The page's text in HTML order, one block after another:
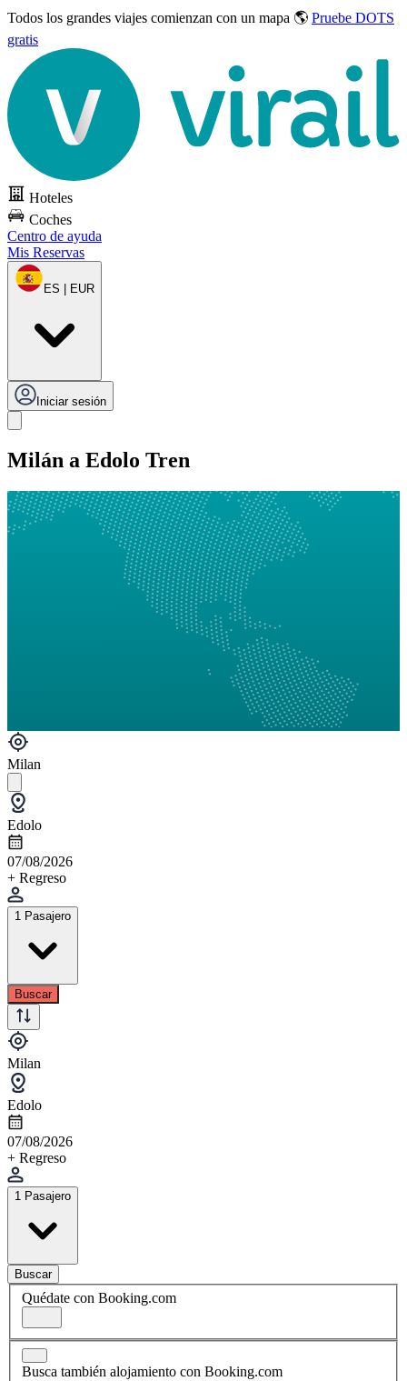
Todos los grandes viajes comienzan con un mapa 🌎 Pruebe DOTS
gratis
Hoteles
Coches
Centro de ayuda
Mis Reservas
ES | EUR
Iniciar sesión
Milán a Edolo Tren
Milan
Edolo
07/08/2026
+ Regreso
1 Pasajero
Buscar
Milan
Edolo
07/08/2026
+ Regreso
1 Pasajero
Buscar
Quédate con Booking.com
Busca también alojamiento con Booking.com